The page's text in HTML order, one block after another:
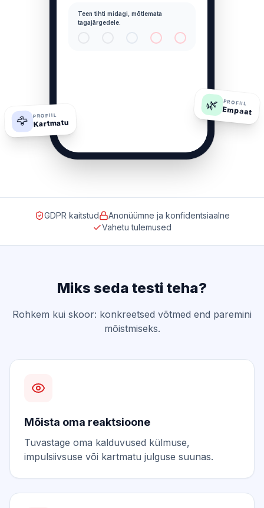
Teen tihti midagi, mõtlemata
tagajärgedele.
🌿 PROFIIL
Empaat
🦅 PROFIIL
Kartmatu
GDPR kaitstud
Anonüümne ja konfidentsiaalne
Vahetu tulemused
Miks seda testi teha?
Rohkem kui skoor: konkreetsed võtmed end paremini
mõistmiseks.
Mõista oma reaktsioone
Tuvastage oma kalduvused külmuse,
impulsiivsuse või kartmatu julguse suunas.